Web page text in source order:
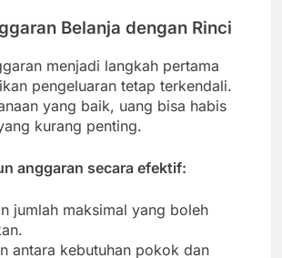
Belanja dengan Rinci
menjadi langkah pertama
pengeluaran tetap terkendali.
yang baik, uang bisa habis
kurang penting.
anggaran secara efektif:
jumlah maksimal yang boleh
antara kebutuhan pokok dan